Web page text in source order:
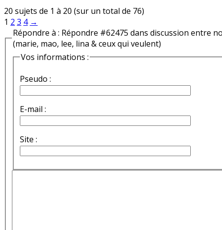
20 sujets de 1 à 20 (sur un total de 76)
1 2 3 4 →
Répondre à : Répondre #62475 dans discussion entre
(marie, mao, lee, lina & ceux qui veulent)
Vos informations :
Pseudo :
E-mail :
Site :